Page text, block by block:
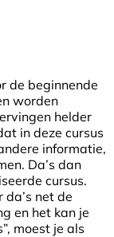
de beginnende
worden
helder
in deze cursus
informatie,
Da’s dan
cursus.
net de
en het kan je
moest je als